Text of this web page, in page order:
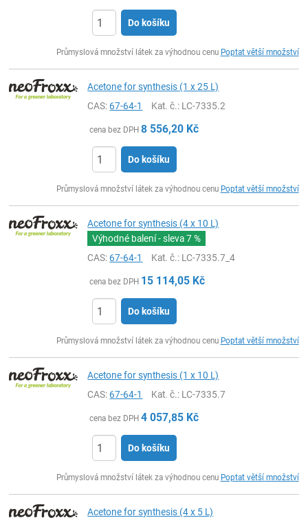
Do košíku
Průmyslová množství látek za výhodnou cenu Poptat větší množství
Acetone for synthesis (1 x 25 L)
CAS:67-64-1 Kat. č.: LC-7335.2
cena bez DPH 8 556,20 Kč
Do košíku
Průmyslová množství látek za výhodnou cenu Poptat větší množství
Acetone for synthesis (4 x 10 L)
Výhodné balení - sleva7 %
CAS:67-64-1 Kat. č.: LC-7335.7_4
cena bez DPH 15 114,05 Kč
Do košíku
Průmyslová množství látek za výhodnou cenu Poptat větší množství
Acetone for synthesis (1 x 10 L)
CAS:67-64-1 Kat. č.: LC-7335.7
cena bez DPH 4 057,85 Kč
Do košíku
Průmyslová množství látek za výhodnou cenu Poptat větší množství
Acetone for synthesis (4 x 5 L)